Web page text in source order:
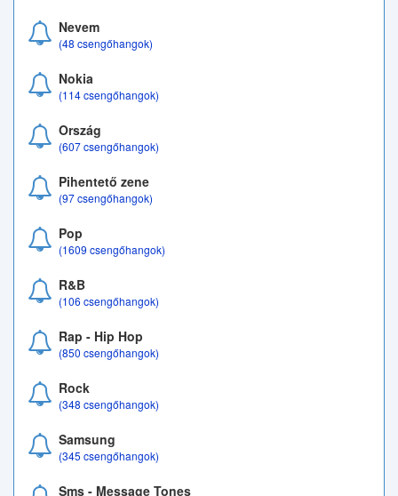
Nevem
(48 csengőhangok)
Nokia
(114 csengőhangok)
Ország
(607 csengőhangok)
Pihentető zene
(97 csengőhangok)
Pop
(1609 csengőhangok)
R&B
(106 csengőhangok)
Rap - Hip Hop
(850 csengőhangok)
Rock
(348 csengőhangok)
Samsung
(345 csengőhangok)
Sms - Message Tones